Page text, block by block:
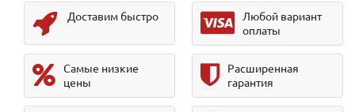
Доставим быстро
Любой вариант
оплаты
Самые низкие
цены
Расширенная
гарантия